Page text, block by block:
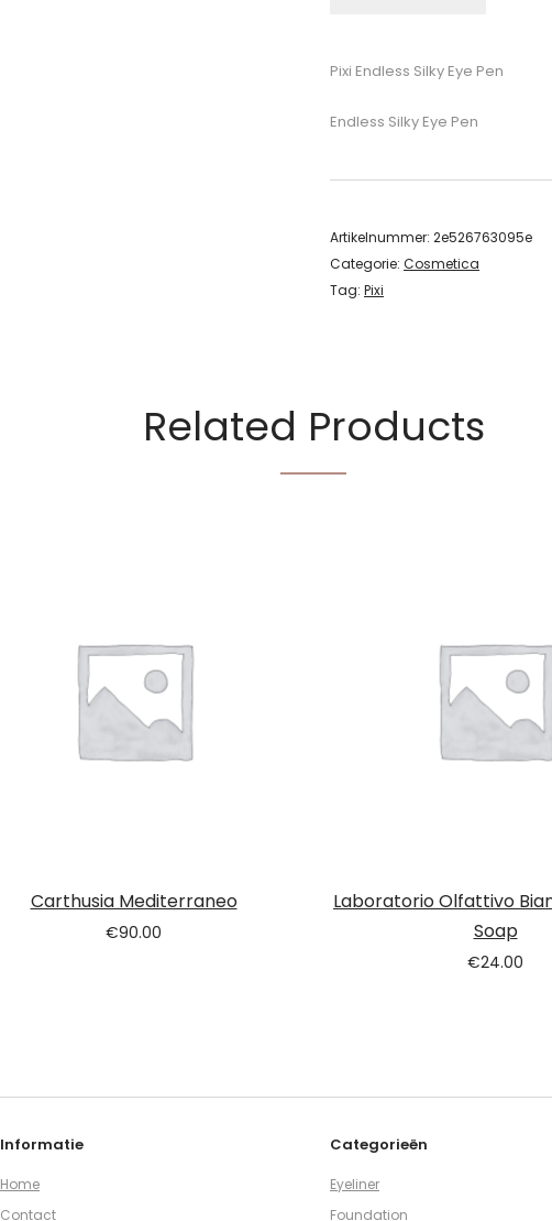
Pixi Endless Silky Eye Pen
Endless Silky Eye Pen
Artikelnummer: 2e526763095e
Categorie: Cosmetica
Tag: Pixi
Related Products
Carthusia Mediterraneo
€90.00
Laboratorio Olfattivo
Soap
€24.00
Informatie
Home
Contact
Categorieën
Eyeliner
Foundation